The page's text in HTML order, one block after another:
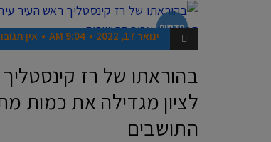
חדשות
ינואר 17, 2022 9:04 AM אין
בהוראתו של רז
לציון מגדילה את כמות
התושבים